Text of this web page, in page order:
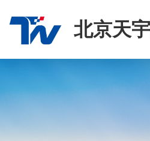
北京天
司